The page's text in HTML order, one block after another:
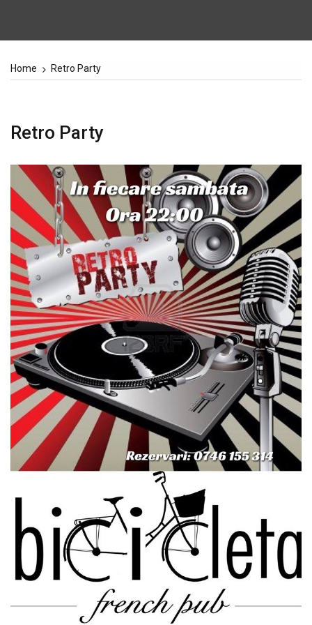
Home Retro Party
Retro Party